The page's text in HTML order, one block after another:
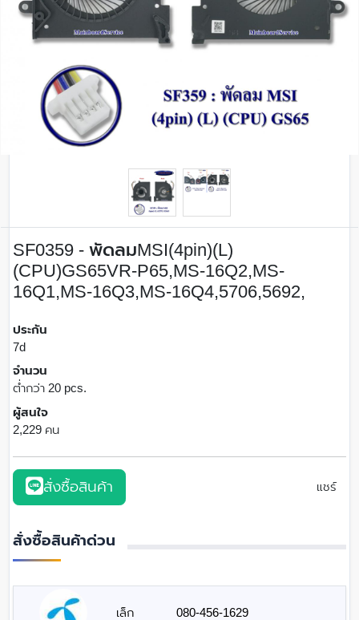
SF0359 - พัดลมMSI(4pin)(L)
(CPU)GS65VR-P65,MS-16Q2,MS-
16Q1,MS-16Q3,MS-16Q4,5706,5692,
ประกัน
7d
จำนวน
ต่ำกว่า 20 pcs.
ผู้สนใจ
2,229 คน
สั่งซื้อสินค้า แชร์
สั่งซื้อสินค้าด่วน
เล็ก 080-456-1629